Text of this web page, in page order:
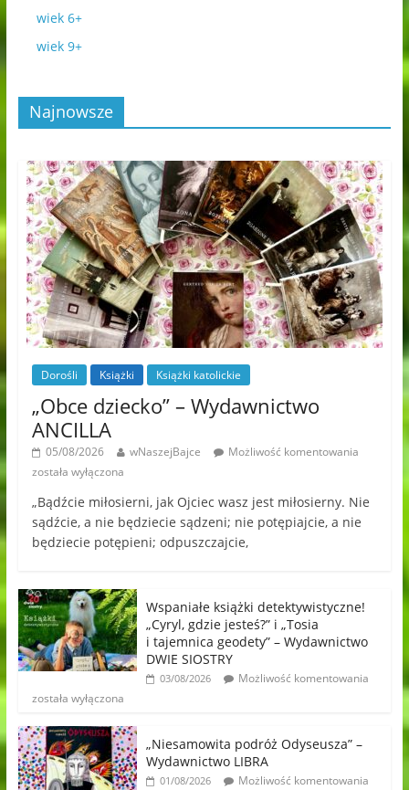
wiek 6+
wiek 9+
Najnowsze
Dorośli Książki Książki katolickie
„Obce dziecko” – Wydawnictwo
ANCILLA
05/08/2026 wNaszejBajce
Możliwość komentowania
została wyłączona
„Bądźcie miłosierni, jak Ojciec wasz jest miłosierny. Nie
sądźcie, a nie będziecie sądzeni; nie potępiajcie, a nie
będziecie potępieni; odpuszczajcie,
Wspaniałe książki detektywistyczne!
„Cyryl, gdzie jesteś?” i „Tosia
i tajemnica geodety” – Wydawnictwo
DWIE SIOSTRY
03/08/2026
Możliwość komentowania
została wyłączona
„Niesamowita podróż Odyseusza” –
Wydawnictwo LIBRA
01/08/2026
Możliwość komentowania